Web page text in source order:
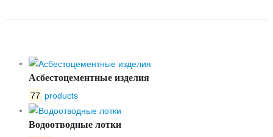
Асбестоцементные изделия
77 products
Водоотводные лотки